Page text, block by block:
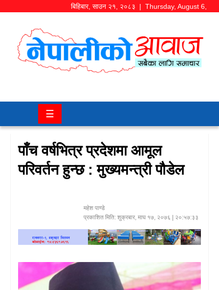
बिहिबार,साउन २१, २०८३ | Thursday, August 6,
समाज/
चितवन
कला/
मनोरञ्जन
खेलकुद
प्रवास/
☰
पाँच वर्षभित्र प्रदेशमा आमूल
परिवर्तन हुन्छ : मुख्यमन्त्री पौडेल
महेश पाण्डे
प्रकाशित मिति: शुक्रबार, माघ १७, २०७६ | २०:५७:३३